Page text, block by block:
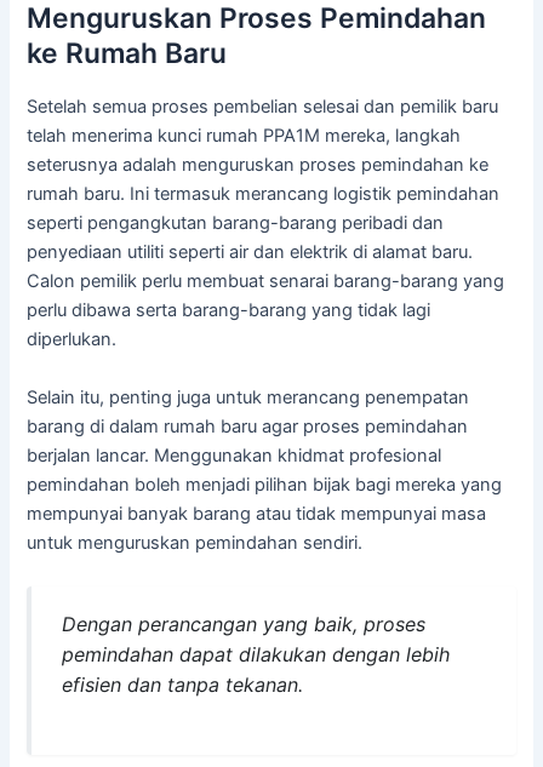
Menguruskan Proses Pemindahan
ke Rumah Baru
Setelah semua proses pembelian selesai dan pemilik baru
telah menerima kunci rumah PPA1M mereka, langkah
seterusnya adalah menguruskan proses pemindahan ke
rumah baru. Ini termasuk merancang logistik pemindahan
seperti pengangkutan barang-barang peribadi dan
penyediaan utiliti seperti air dan elektrik di alamat baru.
Calon pemilik perlu membuat senarai barang-barang yang
perlu dibawa serta barang-barang yang tidak lagi
diperlukan.
Selain itu, penting juga untuk merancang penempatan
barang di dalam rumah baru agar proses pemindahan
berjalan lancar. Menggunakan khidmat profesional
pemindahan boleh menjadi pilihan bijak bagi mereka yang
mempunyai banyak barang atau tidak mempunyai masa
untuk menguruskan pemindahan sendiri.
Dengan perancangan yang baik, proses
pemindahan dapat dilakukan dengan lebih
efisien dan tanpa tekanan.